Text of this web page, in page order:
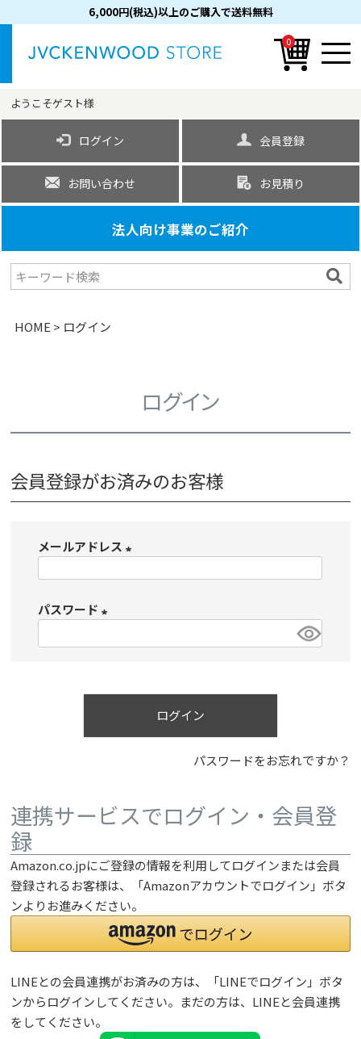
6,000円(税込)以上のご購入で送料無料
0
ようこそゲスト様
ログイン 会員登録
お問い合わせ お見積り
法人向け事業のご紹介
HOME ログイン
ログイン
会員登録がお済みのお客様
メールアドレス
パスワード
)
ログイン
パスワードをお忘れですか？
連携サービスでログイン・会員登
録
Amazon.co.jpにご登録の情報を利用してログインまたは会員
登録されるお客様は、「Amazonアカウントでログイン」ボタ
ンよりお進みください。
LINEとの会員連携がお済みの方は、「LINEでログイン」ボタ
ンからログインしてください。まだの方は、 LINEと会員連携
をしてください。